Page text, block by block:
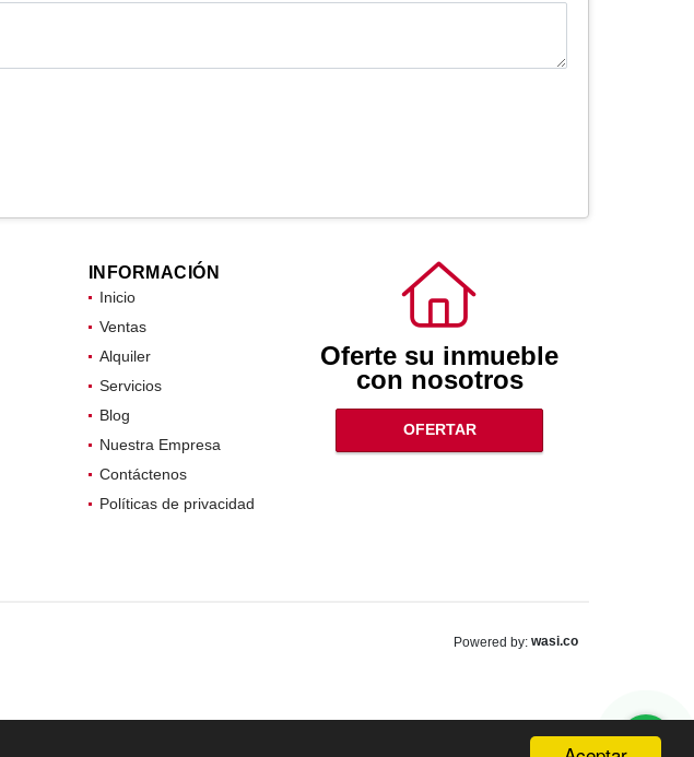
INFORMACIÓN
Inicio
Ventas
Alquiler
Servicios
Blog
Nuestra Empresa
Contáctenos
Políticas de privacidad
Oferte su inmueble
con nosotros
OFERTAR
Powered by: wasi.co